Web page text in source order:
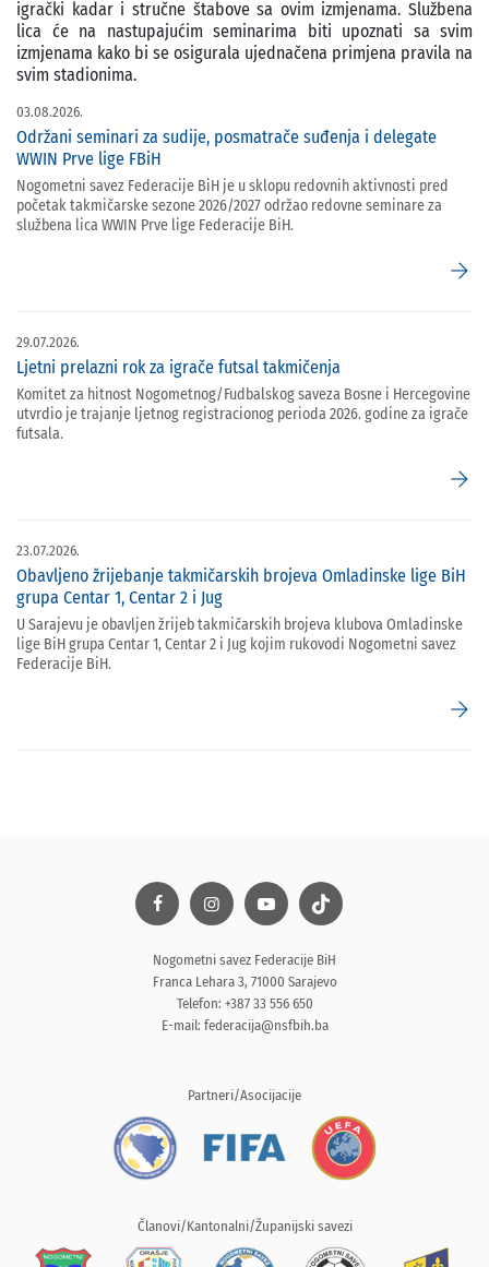
igrački kadar i stručne štabove sa ovim izmjenama. Službena
lica će na nastupajućim seminarima biti upoznati sa svim
izmjenama kako bi se osigurala ujednačena primjena pravila na
svim stadionima.
03.08.2026.
Održani seminari za sudije, posmatrače suđenja i delegate
WWIN Prve lige FBiH
Nogometni savez Federacije BiH je u sklopu redovnih aktivnosti pred
početak takmičarske sezone 2026/2027 održao redovne seminare za
službena lica WWIN Prve lige Federacije BiH.
arrow_forward
29.07.2026.
Ljetni prelazni rok za igrače futsal takmičenja
Komitet za hitnost Nogometnog/Fudbalskog saveza Bosne i Hercegovine
utvrdio je trajanje ljetnog registracionog perioda 2026. godine za igrače
futsala.
arrow_forward
23.07.2026.
Obavljeno žrijebanje takmičarskih brojeva Omladinske lige BiH
grupa Centar 1, Centar 2 i Jug
U Sarajevu je obavljen žrijeb takmičarskih brojeva klubova Omladinske
lige BiH grupa Centar 1, Centar 2 i Jug kojim rukovodi Nogometni savez
Federacije BiH.
arrow_forward
Nogometni savez Federacije BiH
Franca Lehara 3, 71000 Sarajevo
Telefon: +387 33 556 650
E-mail: federacija@nsfbih.ba
Partneri/Asocijacije
Članovi/Kantonalni/Županijski savezi